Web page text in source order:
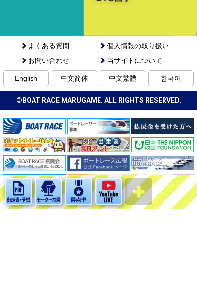
よくある質問
個人情報の取り扱い
お問い合わせ
当サイトについて
English 中文简体 中文繁體 한국어
©BOAT RACE MARUGAME. ALL RIGHTS RESERVED.